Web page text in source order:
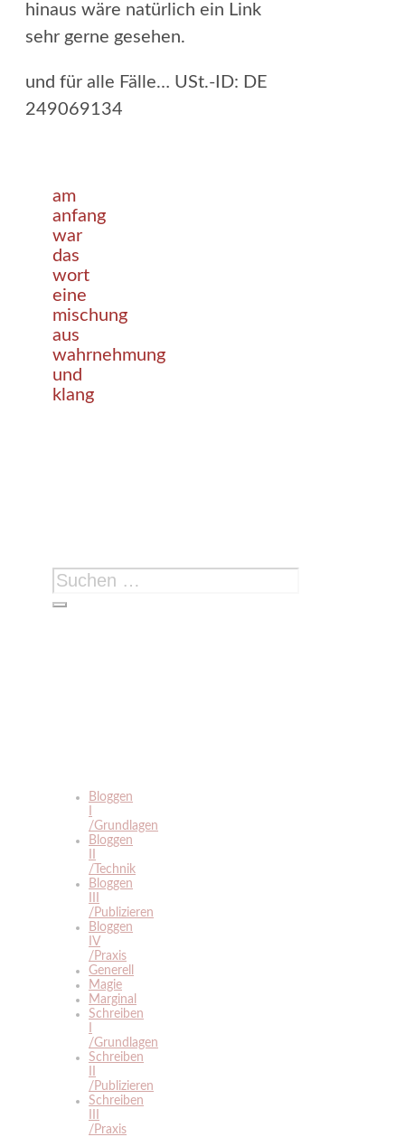
hinaus wäre natürlich ein Link
sehr gerne gesehen.
und für alle Fälle… USt.-ID: DE
249069134
am
anfang
war
das
wort
eine
mischung
aus
wahrnehmung
und
klang
Suchen
nach:
Bloggen
/Grundlagen
Bloggen
/Technik
Bloggen
/Publizieren
Bloggen
IV
/Praxis
Generell
Magie
Marginal
Schreiben
/Grundlagen
Schreiben
/Publizieren
Schreiben
/Praxis